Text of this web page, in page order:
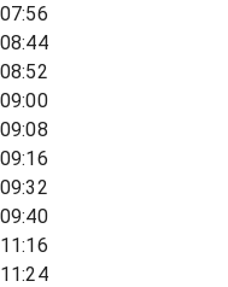
07:56
08:44
08:52
09:00
09:08
09:16
09:32
09:40
11:16
11:24